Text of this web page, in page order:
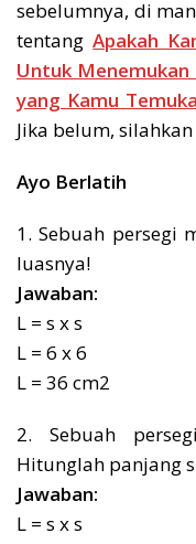
sebelumnya, di
tentangApakah
Untuk Menemukan
yang Kamu
Jika belum,
Ayo Berlatih
1. Sebuah persegi
luasnya!
Jawaban:
L = s x s
L = 6 x 6
L = 36 cm2
2. Sebuah
Hitunglah panjang
Jawaban:
L = s x s